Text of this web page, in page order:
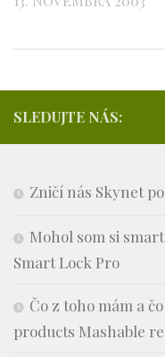
SLEDUJTE NÁS:
Zničí nás Skynet
Mohol som si
Smart Lock Pro
Čo z toho mám a
products Mashable